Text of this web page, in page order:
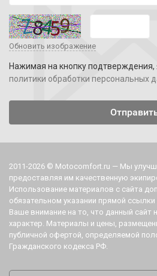
Обновить изображение
Нажимая на кнопку
политики обработки персональных
2011-2026 © Motocomfort.ru — Мы
предоставляя им качественную
Использование материалов с сайта
обязательном указании прямой
Ваше внимание на то, что данный сайт
характер. Материалы и цены,
публичной офертой, определяемой
Гражданского кодекса РФ.